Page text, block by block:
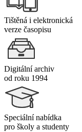
Tištěná i elektronická
verze časopisu
Digitální archiv
od roku 1994
Speciální nabídka
pro školy a studenty